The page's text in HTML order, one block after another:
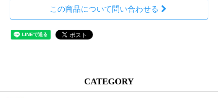
この商品について問い合わせる
CATEGORY